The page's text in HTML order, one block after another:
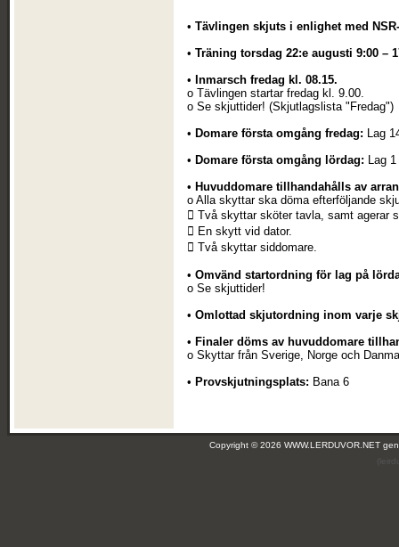
• Tävlingen skjuts i enlighet med
• Träning torsdag 22:e augusti 9:00 –
• Inmarsch fredag kl. 08.15.
o Tävlingen startar fredag kl. 9.00.
o Se skjuttider! (Skjutlagslista "Fredag")
• Domare första omgång fredag: Lag
• Domare första omgång lördag: Lag
• Huvuddomare tillhandahålls av
o Alla skyttar ska döma efterföljande
 Två skyttar sköter tavla, samt agerar
 En skytt vid dator.
 Två skyttar siddomare.
• Omvänd startordning för lag på
o Se skjuttider!
• Omlottad skjutordning inom varje
• Finaler döms av huvuddomare
o Skyttar från Sverige, Norge och
• Provskjutningsplats: Bana 6
Copyright © 2026 WWW.LERDUVOR.NET